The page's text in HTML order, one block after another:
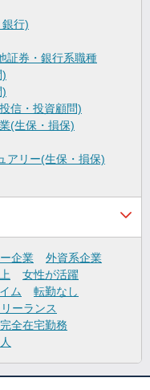
行)
証券・銀行系職種
)
)
信・投資顧問)
(生保・損保)
アリー(生保・損保)
企業
外資系企業
女性が活躍
ム
転勤なし
ーランス
完全在宅勤務